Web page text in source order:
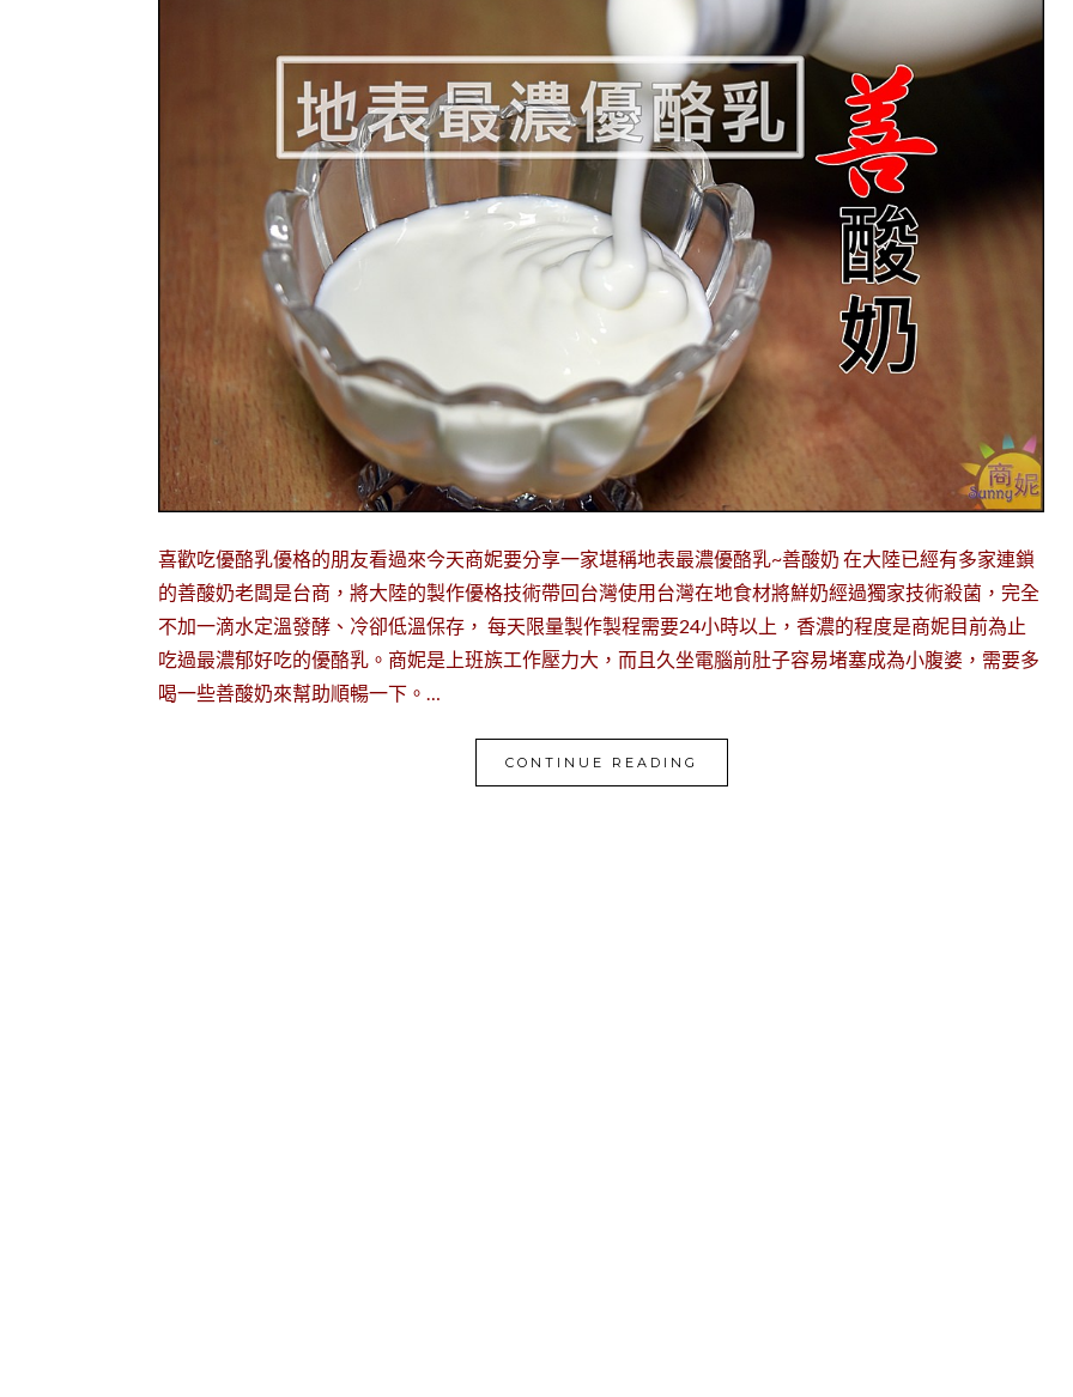
喜歡吃優酪乳優格的朋友看過來今天商妮要分享一家堪稱地表最濃優酪乳~善酸奶 在大陸已經有多家連鎖
的善酸奶老闆是台商，將大陸的製作優格技術帶回台灣使用台灣在地食材將鮮奶經過獨家技術殺菌，完全
不加一滴水定溫發酵、冷卻低溫保存， 每天限量製作製程需要24小時以上，香濃的程度是商妮目前為止
吃過最濃郁好吃的優酪乳。商妮是上班族工作壓力大，而且久坐電腦前肚子容易堵塞成為小腹婆，需要多
喝一些善酸奶來幫助順暢一下。…
CONTINUE READING